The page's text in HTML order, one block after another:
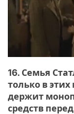
16. Семья
только в
держит
средств